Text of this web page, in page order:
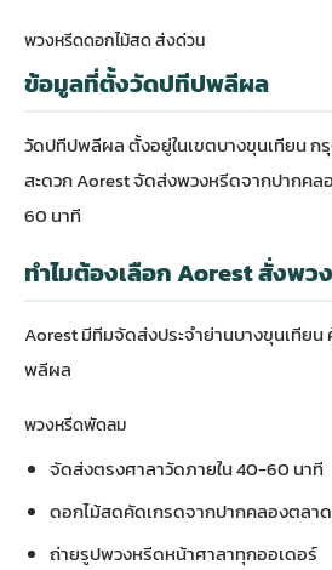
พวงหรีดดอกไม้สด ส่งด่วน
ข้อมูลที่ตั้งวัดปทีปพลีผล
วัดปทีปพลีผล ตั้งอยู่ในเขตบางขุนเทียน ก
สะดวก Aorest จัดส่งพวงหรีดจากปากค
60 นาที
ทำไมต้องเลือก Aorest สั่งพ
Aorest มีทีมจัดส่งประจำย่านบางขุนเทียน
พลีผล
พวงหรีดพัดลม
จัดส่งตรงศาลาวัดภายใน 40-60 นาที
ดอกไม้สดคัดเกรดจากปากคลองตลา
ถ่ายรูปพวงหรีดหน้าศาลาทุกออเดอร์